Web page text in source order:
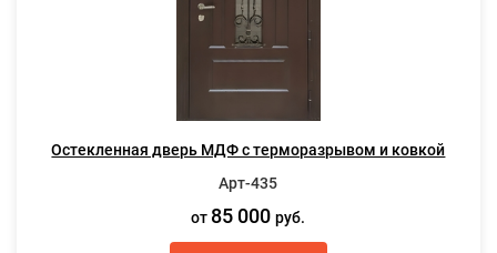
Остекленная дверь МДФ с терморазрывом и ковкой
Арт-435
от 85 000руб.